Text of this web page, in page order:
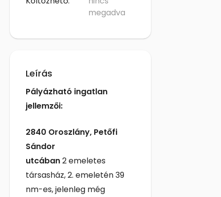
megadva
Leírás
Pályázható ingatlan
jellemzői:
2840 Oroszlány, Petőfi
Sándor
utcában2emeletes
társasház, 2. emeletén 39
nm-es, jelenleg még